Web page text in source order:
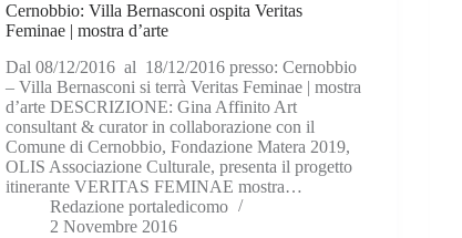
Cernobbio: Villa Bernasconi ospita Veritas
Feminae | mostra d’arte
Dal 08/12/2016 al 18/12/2016 presso: Cernobbio
– Villa Bernasconi si terrà Veritas Feminae | mostra
d’arte DESCRIZIONE: Gina Affinito Art
consultant & curator in collaborazione con il
Comune di Cernobbio, Fondazione Matera 2019,
OLIS Associazione Culturale, presenta il progetto
itinerante VERITAS FEMINAE mostra…
Redazione portaledicomo
2 Novembre 2016